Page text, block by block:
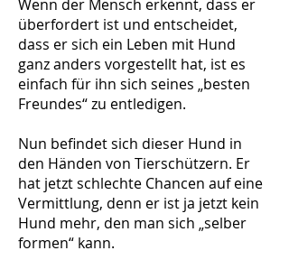
Wenn der Mensch erkennt, dass er
überfordert ist und entscheidet,
dass er sich ein Leben mit Hund
ganz anders vorgestellt hat, ist es
einfach für ihn sich seines „besten
Freundes“ zu entledigen.
Nun befindet sich dieser Hund in
den Händen von Tierschützern. Er
hat jetzt schlechte Chancen auf eine
Vermittlung, denn er ist ja jetzt kein
Hund mehr, den man sich „selber
formen“ kann.